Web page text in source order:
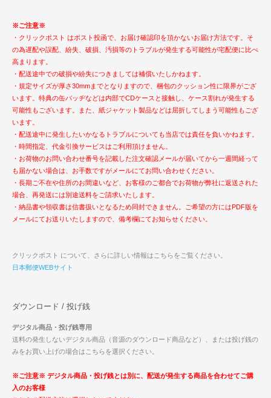
※ご注意※
・クリックポスト はポスト投函で、お届け確認印を頂かないお届け方法です。そ
の為遅配や誤配、紛失、破損、汚損等のトラブルが発生する可能性が宅配便に比べ
高まります。
・配送途中での破損や紛失につきましては補償いたしかねます。
・規定サイズが厚さ30mmまでとなりますので、梱包のクッション性に限界がござ
います。特典の缶バッヂなどは内部でCDケースと接触し、ケース割れが発生する
可能性もございます。また、紙ジャケット製品などは屈折してしまう可能性もござ
います。
・配送途中に発生したいかなるトラブルについても当店では責任を負いかねます。
・時間指定、代金引換サービスはご利用頂けません。
・お荷物のお問い合わせ番号を記載した注文確認メールが届いてから一週間経って
も届かない場合は、お手数ですがメールにてお問い合わせください。
・長期ご不在や住所のお間違いなど、お客様のご都合でお荷物が弊社に返送された
場合、再発送には別途送料をご請求いたします。
・納品書や領収書は信書扱いとなるため同封できません。ご希望の方にはPDF版を
メールにてお送りいたしますので、備考欄にてお知らせください。
クリックポスト について、さらに詳しい情報はこちらをご覧ください。
日本郵便WEBサイト
ダウンロード / 投げ銭
デジタル商品・投げ銭専用
送料の発生しないデジタル商品（音源のダウンロード商品など）、または投げ銭の
みをお買い上げの場合はこちらを選択ください。
※ご注意※ デジタル商品・投げ銭とは別に、配送が発生する商品を合わせてご購
入のお客様